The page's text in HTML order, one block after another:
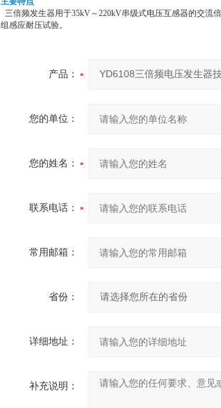
三倍频发生器用于35kV～220kV串级式电压互感器的交流
组感应耐压试验。
产品：
您的单位：
您的姓名：
联系电话：
常用邮箱：
省份：
详细地址：
补充说明：